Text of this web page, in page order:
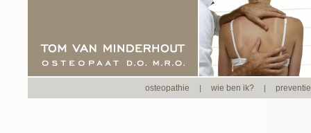
osteopathie | wie ben ik? |